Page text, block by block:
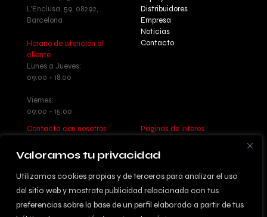
Valoramos tu privacidad
Utilizamos cookies propias y de terceros para analizar el uso
del sitio web y mostrate publicidad relacionada con tus
preferencias sobre la base de un perfil elaborado a partir de tus
L'Enclusa, 59, 08292,
Barcelona
Horario de atención al
cliente
Lunes a Jueves:
09:00 - 18:00
Viernes:
09:00 - 15:00
Distribuidores
Empresa
Noticias
Contacto
Contacta con nosotros
Escribenos:
info@betatrueba.com
Paginas de interes
privacidad
Sitemap